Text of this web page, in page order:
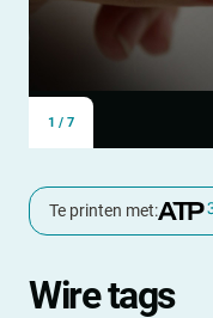
1 / 7
Te printen met:
Wire tags